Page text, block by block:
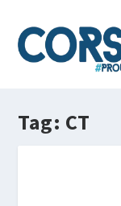
Tag: CT